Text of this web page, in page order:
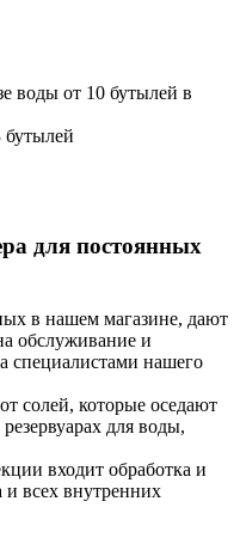
воды от 10 бутылей в
для постоянных
в нашем магазине, дают
обслуживание и
специалистами нашего
солей, которые оседают
для воды,
входит обработка и
и всех внутренних